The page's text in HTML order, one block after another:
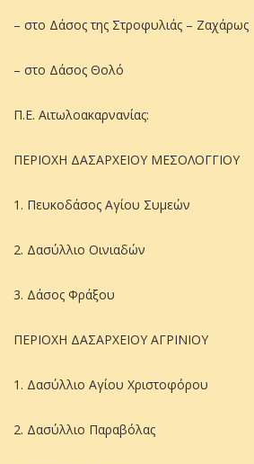
– στο Δάσος της Στροφυλιάς – Ζαχάρως
– στο Δάσος Θολό
Π.Ε. Αιτωλοακαρνανίας:
ΠΕΡΙΟΧΗ ΔΑΣΑΡΧΕΙΟΥ ΜΕΣΟΛΟΓΓΙΟΥ
1. Πευκοδάσος Αγίου Συμεών
2. Δασύλλιο Οινιαδών
3. Δάσος Φράξου
ΠΕΡΙΟΧΗ ΔΑΣΑΡΧΕΙΟΥ ΑΓΡΙΝΙΟΥ
1. Δασύλλιο Αγίου Χριστοφόρου
2. Δασύλλιο Παραβόλας